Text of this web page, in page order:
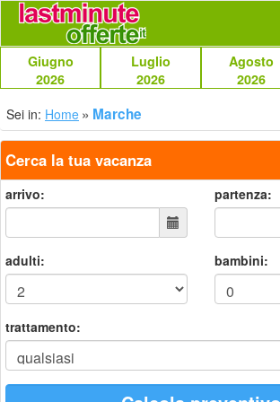
Giugno
2026
Luglio
2026
Agosto
2026
Sei in: Home Marche
Cerca la tua vacanza
arrivo: partenza:
adulti: bambini:
trattamento: